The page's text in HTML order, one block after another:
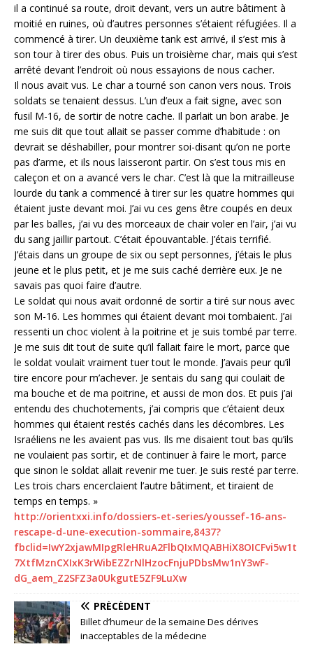
il a continué sa route, droit devant, vers un autre bâtiment à
moitié en ruines, où d’autres personnes s’étaient réfugiées. Il a
commencé à tirer. Un deuxième tank est arrivé, il s’est mis à
son tour à tirer des obus. Puis un troisième char, mais qui s’est
arrêté devant l’endroit où nous essayions de nous cacher.
Il nous avait vus. Le char a tourné son canon vers nous. Trois
soldats se tenaient dessus. L’un d’eux a fait signe, avec son
fusil M-16, de sortir de notre cache. Il parlait un bon arabe. Je
me suis dit que tout allait se passer comme d’habitude : on
devrait se déshabiller, pour montrer soi-disant qu’on ne porte
pas d’arme, et ils nous laisseront partir. On s’est tous mis en
caleçon et on a avancé vers le char. C’est là que la mitrailleuse
lourde du tank a commencé à tirer sur les quatre hommes qui
étaient juste devant moi. J’ai vu ces gens être coupés en deux
par les balles, j’ai vu des morceaux de chair voler en l’air, j’ai vu
du sang jaillir partout. C’était épouvantable. J’étais terrifié.
J’étais dans un groupe de six ou sept personnes, j’étais le plus
jeune et le plus petit, et je me suis caché derrière eux. Je ne
savais pas quoi faire d’autre.
Le soldat qui nous avait ordonné de sortir a tiré sur nous avec
son M-16. Les hommes qui étaient devant moi tombaient. J’ai
ressenti un choc violent à la poitrine et je suis tombé par terre.
Je me suis dit tout de suite qu’il fallait faire le mort, parce que
le soldat voulait vraiment tuer tout le monde. J’avais peur qu’il
tire encore pour m’achever. Je sentais du sang qui coulait de
ma bouche et de ma poitrine, et aussi de mon dos. Et puis j’ai
entendu des chuchotements, j’ai compris que c’étaient deux
hommes qui étaient restés cachés dans les décombres. Les
Israéliens ne les avaient pas vus. Ils me disaient tout bas qu’ils
ne voulaient pas sortir, et de continuer à faire le mort, parce
que sinon le soldat allait revenir me tuer. Je suis resté par terre.
Les trois chars encerclaient l’autre bâtiment, et tiraient de
temps en temps. »
http://orientxxi.info/dossiers-et-series/youssef-16-ans-
rescape-d-une-execution-sommaire,8437?
fbclid=IwY2xjawMIpgRleHRuA2FlbQIxMQABHiX8OICFvi5w1t
7XtfMznCXIxK3rWibEZZrNlHzocFnjuPDbsMw1nY3wF-
dG_aem_Z2SFZ3a0UkgutE5ZF9LuXw
PRÉCÉDENT
Billet d’humeur de la semaine Des dérives
inacceptables de la médecine